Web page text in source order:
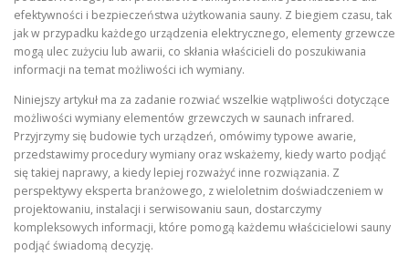
efektywności i bezpieczeństwa użytkowania sauny. Z biegiem czasu, tak
jak w przypadku każdego urządzenia elektrycznego, elementy grzewcze
mogą ulec zużyciu lub awarii, co skłania właścicieli do poszukiwania
informacji na temat możliwości ich wymiany.
Niniejszy artykuł ma za zadanie rozwiać wszelkie wątpliwości dotyczące
możliwości wymiany elementów grzewczych w saunach infrared.
Przyjrzymy się budowie tych urządzeń, omówimy typowe awarie,
przedstawimy procedury wymiany oraz wskażemy, kiedy warto podjąć
się takiej naprawy, a kiedy lepiej rozważyć inne rozwiązania. Z
perspektywy eksperta branżowego, z wieloletnim doświadczeniem w
projektowaniu, instalacji i serwisowaniu saun, dostarczymy
kompleksowych informacji, które pomogą każdemu właścicielowi sauny
podjąć świadomą decyzję.